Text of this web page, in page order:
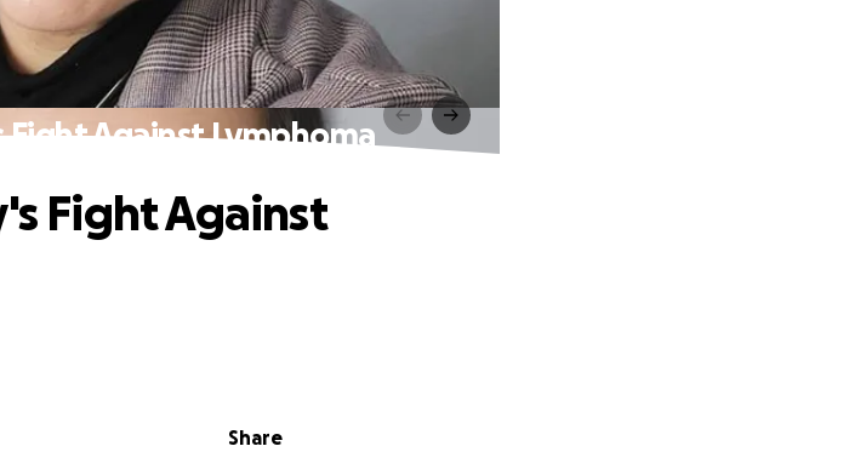
Against Lymphoma
Share
Fight Against